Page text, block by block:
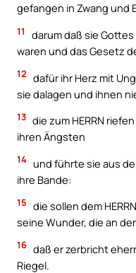
gefangen in Zwang und
11
darum daß sie
waren und das Gesetz
12 dafür ihr Herz mit
sie dalagen und ihnen
13 die zum HERRN
ihren Ängsten
14 und führte sie aus
ihre Bande:
15 die sollen dem
seine Wunder, die an
16 daß er zerbricht
Riegel.